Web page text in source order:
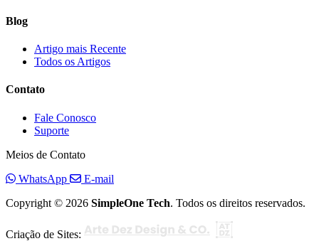
Blog
Artigo mais Recente
Todos os Artigos
Contato
Fale Conosco
Suporte
Meios de Contato
WhatsApp
E-mail
Copyright © 2026 SimpleOne Tech. Todos os direitos reservados.
Criação de Sites: